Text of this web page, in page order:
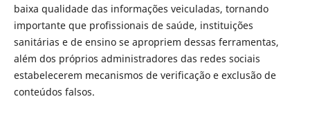
baixa qualidade das informações veiculadas, tornando
importante que profissionais de saúde, instituições
sanitárias e de ensino se apropriem dessas ferramentas,
além dos próprios administradores das redes sociais
estabelecerem mecanismos de verificação e exclusão de
conteúdos falsos.